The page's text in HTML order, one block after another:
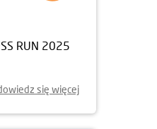
RUN 2025
się więcej